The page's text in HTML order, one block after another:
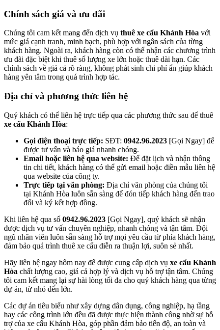
Chính sách giá và ưu đãi
Chúng tôi cam kết mang đến dịch vụ thuê xe cẩu Khánh Hòa với
mức giá cạnh tranh, minh bạch, phù hợp với ngân sách của từng
khách hàng. Ngoài ra, khách hàng còn có thể nhận các chương trình
ưu đãi đặc biệt khi thuê số lượng xe lớn hoặc thuê dài hạn. Các
chính sách về giá cả rõ ràng, không phát sinh chi phí ẩn giúp khách
hàng yên tâm trong quá trình hợp tác.
Địa chỉ và phương thức liên hệ
Quý khách có thể liên hệ trực tiếp qua các phương thức sau để thuê
xe cẩu Khánh Hòa:
Gọi điện thoại trực tiếp: SĐT: 0942.96.2023 [Gọi Ngay] để
được tư vấn và báo giá nhanh chóng.
Email hoặc liên hệ qua website: Để đặt lịch và nhận thông
tin chi tiết, khách hàng có thể gửi email hoặc điền mẫu liên hệ
qua website của công ty.
Trực tiếp tại văn phòng: Địa chỉ văn phòng của chúng tôi
tại Khánh Hòa luôn sẵn sàng để đón tiếp khách hàng đến trao
đổi và ký kết hợp đồng.
Khi liên hệ qua số 0942.96.2023 [Gọi Ngay], quý khách sẽ nhận
được dịch vụ tư vấn chuyên nghiệp, nhanh chóng và tận tâm. Đội
ngũ nhân viên luôn sẵn sàng hỗ trợ mọi yêu cầu từ phía khách hàng,
đảm bảo quá trình thuê xe cẩu diễn ra thuận lợi, suôn sẻ nhất.
Hãy liên hệ ngay hôm nay để được cung cấp dịch vụ xe cẩu Khánh
Hòa chất lượng cao, giá cả hợp lý và dịch vụ hỗ trợ tận tâm. Chúng
tôi cam kết mang lại sự hài lòng tối đa cho quý khách hàng qua từng
dự án, từ nhỏ đến lớn.
Các dự án tiêu biểu như xây dựng dân dụng, công nghiệp, hạ tầng
hay các công trình lớn đều đã được thực hiện thành công nhờ sự hỗ
trợ của xe cẩu Khánh Hòa, góp phần đảm bảo tiến độ, an toàn và